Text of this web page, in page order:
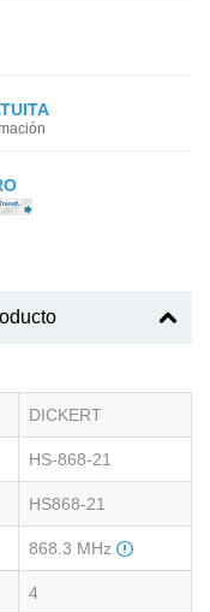
DICKERT
HS-868-21
HS868-21
868.3 MHz
4